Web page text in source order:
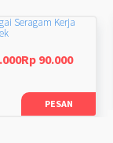
Seragam Kerja
90.000
PESAN